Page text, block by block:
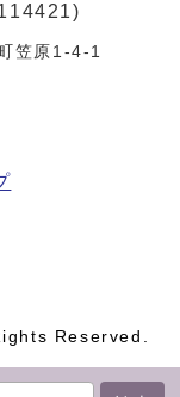
笠原1-4-1
Reserved.